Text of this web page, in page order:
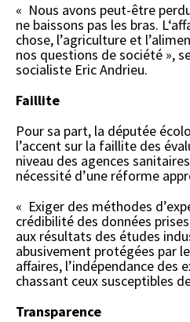
« Nous avons peut-être
ne baissons pas les bras.
chose, l’agriculture et
nos questions de société »,
socialiste Eric Andrieu.
Faillite
Pour sa part, la députée
l’accent sur la faillite des
niveau des agences
nécessité d’une réforme
« Exiger des méthodes
crédibilité des données
aux résultats des études
abusivement protégées par
affaires, l’indépendance des
chassant ceux susceptibles
Transparence